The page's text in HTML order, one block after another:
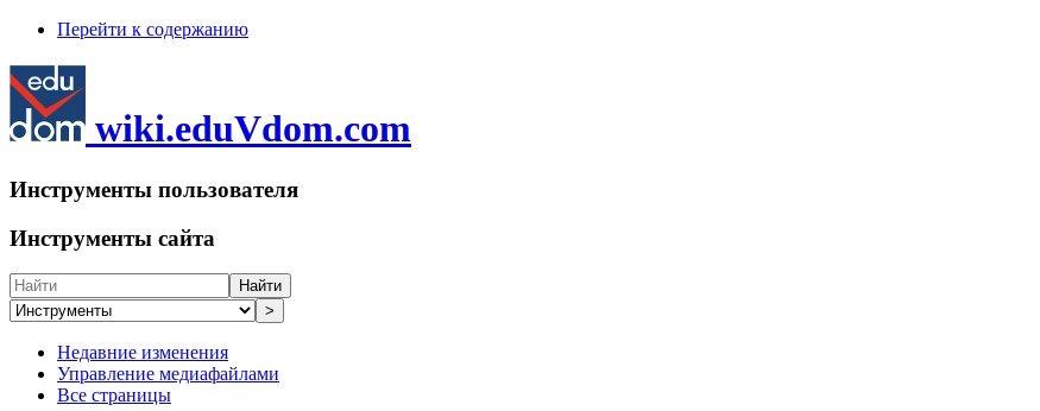
Перейти к содержанию
wiki.eduVdom.com
Инструменты пользователя
Инструменты сайта
Найти
>
Недавние изменения
Управление медиафайлами
Все страницы